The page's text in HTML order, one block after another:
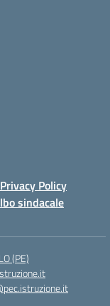
Privacy Policy
sindacale
(PE)